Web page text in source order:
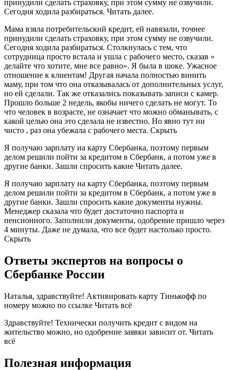
принудили сделать страховку, при этом сумму не озвучили.
Сегодня ходила разбираться. Читать далее.
Мама взяла потребительский кредит, ей навязали, точнее
принудили сделать страховку, при этом сумму не озвучили.
Сегодня ходила разбираться. Столкнулась с тем, что
сотрудница просто встала и ушла с рабочего место, сказав »
делайте что хотите, мне все равно». Я была в шоке. Ужасное
отношение к клиентам! Другая начала полностью винить
маму, при том что она отказывалась от дополнительных услуг,
но ей сделали. Так же отказались показывать записи с камер.
Прошло больше 2 недель, якобы ничего сделать не могут. То
что человек в возрасте, не означает что можно обманывать, с
какой целью она это сделала не известно. Но явно тут ни
чисто , раз она убежала с рабочего места. Скрыть
Я получаю зарплату на карту Сбербанка, поэтому первым
делом решили пойти за кредитом в Сбербанк, а потом уже в
другие банки. Зашли спросить какие Читать далее.
Я получаю зарплату на карту Сбербанка, поэтому первым
делом решили пойти за кредитом в Сбербанк, а потом уже в
другие банки. Зашли спросить какие документы нужны.
Менеджер сказала что будет достаточно паспорта и
пенсионного. Заполнили документы, одобрение пришло через
4 минуты. Даже не думала, что все будет настолько просто.
Скрыть
Ответы экспертов на вопросы о
Сбербанке России
Наталья, здравствуйте! Активировать карту Тинькофф по
номеру можно по ссылке Читать всё
Здравствуйте! Технически получить кредит с видом на
жительство можно, но одобрение заявки зависит от. Читать
всё
Полезная информация